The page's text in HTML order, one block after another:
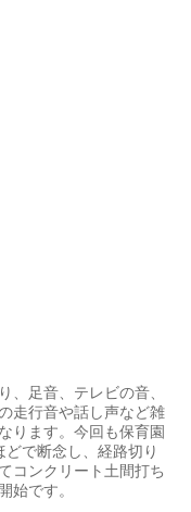
、足音、テレビの音、
走行音や話し声など雑
ります。今回も保育園
で断念し、経路切り
コンクリート土間打ち
始です。